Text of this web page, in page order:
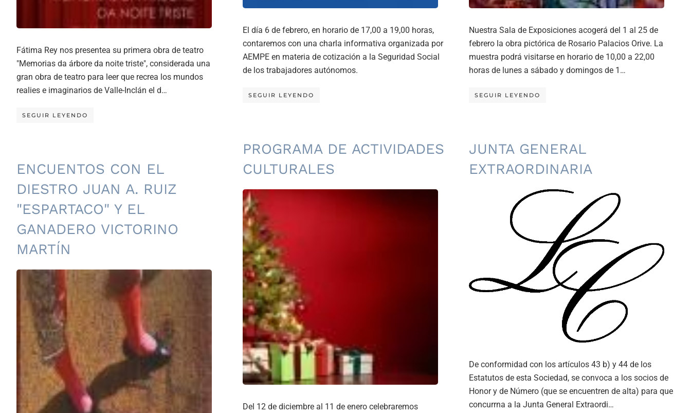
Fátima Rey nos presentea su primera obra de teatro
"Memorias da árbore da noite triste", considerada una
gran obra de teatro para leer que recrea los mundos
realies e imaginarios de Valle-Inclán el d…
SEGUIR LEYENDO
El día 6 de febrero, en horario de 17,00 a 19,00 horas,
contaremos con una charla informativa organizada por
AEMPE en materia de cotización a la Seguridad Social
de los trabajadores autónomos.
SEGUIR LEYENDO
Nuestra Sala de Exposiciones acogerá del 1 al 25 de
febrero la obra pictórica de Rosario Palacios Orive. La
muestra podrá visitarse en horario de 10,00 a 22,00
horas de lunes a sábado y domingos de 1…
SEGUIR LEYENDO
ENCUENTOS CON EL
DIESTRO JUAN A. RUIZ
"ESPARTACO" Y EL
GANADERO VICTORINO
MARTÍN
PROGRAMA DE ACTIVIDADES
CULTURALES
Del 12 de diciembre al 11 de enero celebraremos
JUNTA GENERAL
EXTRAORDINARIA
De conformidad con los artículos 43 b) y 44 de los
Estatutos de esta Sociedad, se convoca a los socios de
Honor y de Número (que se encuentren de alta) para que
concurrna a la Junta General Extraordi…